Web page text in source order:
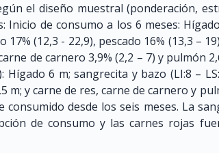
el diseño muestral (ponderación,
Inicio de consumo a los 6 meses:
17% (12,3 - 22,9), pescado 16% (13,3 –
de carnero 3,9% (2,2 – 7) y pulmón
6 m; sangrecita y bazo (LI:8 –
m; y carne de res, carne de carnero y
desde los seis meses. La
de consumo y las carnes rojas